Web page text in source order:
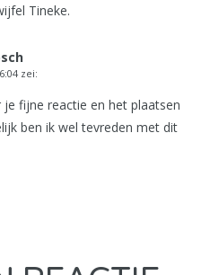
Tineke.
zei:
fijne reactie en het plaatsen
ben ik wel tevreden met dit